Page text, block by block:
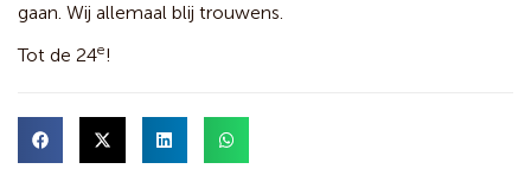
gaan. Wij allemaal blij trouwens.
Tot de 24e!